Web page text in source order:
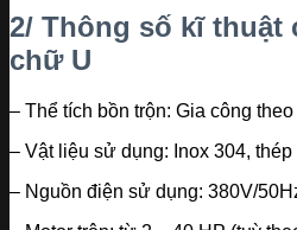
2/ Thông số kĩ thuật
chữ U
– Thể tích bồn trộn: Gia công
– Vật liệu sử dụng: Inox 304,
– Nguồn điện sử dụng: 380V/